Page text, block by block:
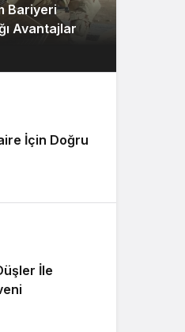
Bariyeri
Avantajlar
İçin Doğru
İle